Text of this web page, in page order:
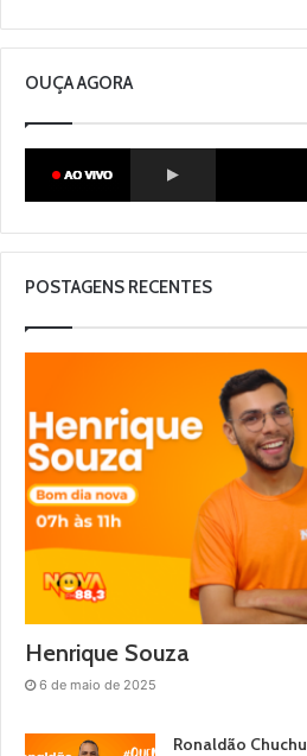
OUÇA AGORA
POSTAGENS RECENTES
Henrique Souza
6 de maio de 2025
Ronaldão Chuchu